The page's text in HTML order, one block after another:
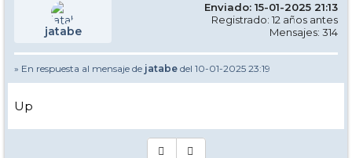
jatabe
Enviado: 15-01-2025 21:13
Registrado: 12 años antes
Mensajes: 314
» En respuesta al mensaje de jatabe del 10-01-2025 23:19
Up